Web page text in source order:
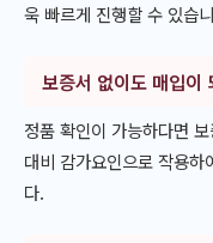
욱 빠르게 진행할 수 있습
보증서 없이도 매입이
정품 확인이 가능하다면
대비 감가요인으로 작용
다.